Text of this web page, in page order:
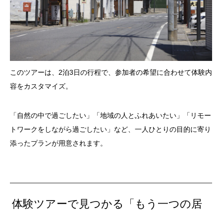
このツアーは、2泊3日の行程で、参加者の希望に合わせて体験内
容をカスタマイズ。
「自然の中で過ごしたい」「地域の人とふれあいたい」「リモー
トワークをしながら過ごしたい」など、一人ひとりの目的に寄り
添ったプランが用意されます。
体験ツアーで見つかる「もう一つの居